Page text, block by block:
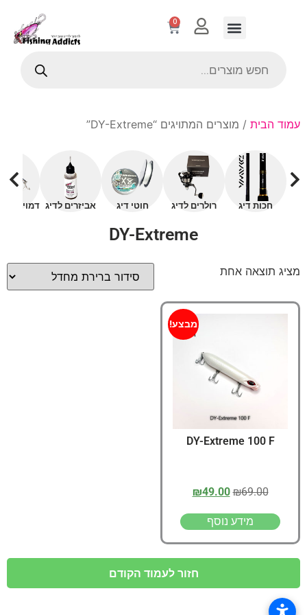
0
עמוד הבית / מוצרים המתויגים “DY-Extreme”
חכות דיג רולרים לדיג חוטי דיג אביזרים לדיג דמויים
DY-Extreme
מציג תוצאה אחת
מבצע!
DY-Extreme 100 F
₪69.00
₪49.00
מידע נוסף
חזור לעמוד הקודם